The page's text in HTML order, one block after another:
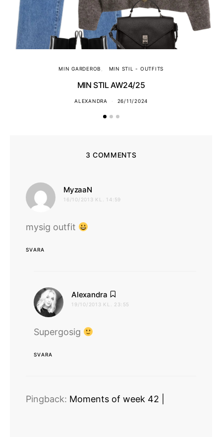
MIN GARDEROB MIN STIL - OUTFITS
MIN STIL AW24/25
ALEXANDRA 26/11/2024
3 COMMENTS
MyzaaN
16/10/2013 KL. 14:59
mysig outfit
SVARA
Alexandra
19/10/2013 KL. 23:55
Supergosig
SVARA
Pingback: Moments of week 42 |